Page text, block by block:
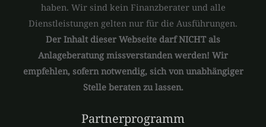
haben. Wir sind kein Finanzberater und alle
Dienstleistungen gelten nur für die Ausführungen.
Der Inhalt dieser Webseite darf NICHT als
Anlageberatung missverstanden werden! Wir
empfehlen, sofern notwendig, sich von unabhängiger
Stelle beraten zu lassen.
Partnerprogramm